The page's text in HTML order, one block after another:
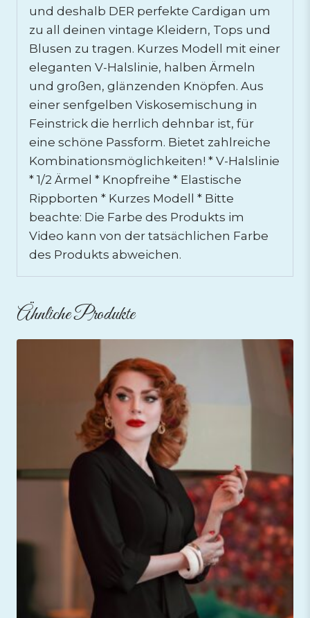
und deshalb DER perfekte Cardigan um
zu all deinen vintage Kleidern, Tops und
Blusen zu tragen. Kurzes Modell mit einer
eleganten V-Halslinie, halben Ärmeln
und großen, glänzenden Knöpfen. Aus
einer senfgelben Viskosemischung in
Feinstrick die herrlich dehnbar ist, für
eine schöne Passform. Bietet zahlreiche
Kombinationsmöglichkeiten! * V-Halslinie
* 1/2 Ärmel * Knopfreihe * Elastische
Rippborten * Kurzes Modell * Bitte
beachte: Die Farbe des Produkts im
Video kann von der tatsächlichen Farbe
des Produkts abweichen.
Ähnliche Produkte